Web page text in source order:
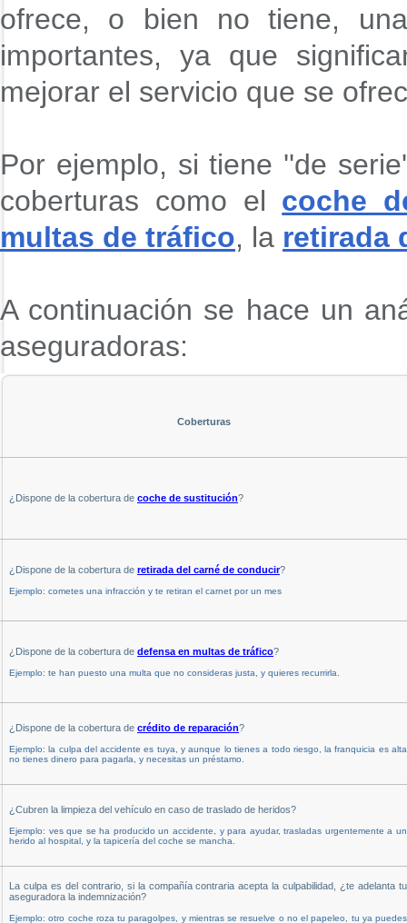
ofrece, o bien no tiene,
importantes, ya que
mejorar el servicio que se
Por ejemplo, si tiene ''de
coberturas como el coche
multas de tráfico, la retirada
A continuación se hace un
aseguradoras:
Coberturas
¿Dispone de la cobertura de coche de sustitución?
¿Dispone de la cobertura de retirada del carné de conducir?
Ejemplo: cometes una infracción y te retiran el carnet por un mes
¿Dispone de la cobertura de defensa en multas de tráfico?
Ejemplo: te han puesto una multa que no consideras justa, y quieres recurrirla.
¿Dispone de la cobertura de crédito de reparación?
Ejemplo: la culpa del accidente es tuya, y aunque lo tienes a todo riesgo, la franquicia es alta
no tienes dinero para pagarla, y necesitas un préstamo.
¿Cubren la limpieza del vehículo en caso de traslado de heridos?
Ejemplo: ves que se ha producido un accidente, y para ayudar, trasladas urgentemente a un
herido al hospital, y la tapicería del coche se mancha.
La culpa es del contrario, si la compañía contraria acepta la culpabilidad, ¿te adelanta tu
aseguradora la indemnización?
Ejemplo: otro coche roza tu paragolpes, y mientras se resuelve o no el papeleo, tu ya puedes